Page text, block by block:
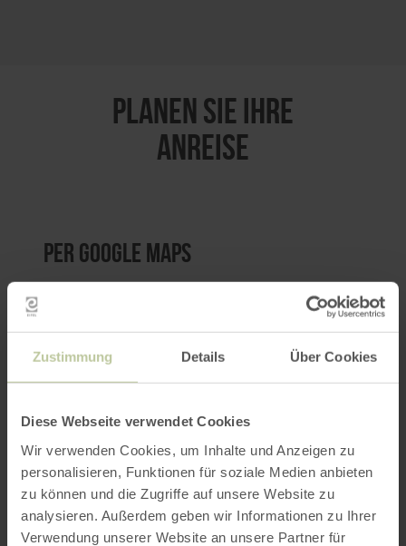
Zustimmung Details Über Cookies
Diese Webseite verwendet Cookies
Wir verwenden Cookies, um Inhalte und Anzeigen zu
personalisieren, Funktionen für soziale Medien anbieten
zu können und die Zugriffe auf unsere Website zu
analysieren. Außerdem geben wir Informationen zu Ihrer
Verwendung unserer Website an unsere Partner für
PLANEN SIE IHRE
ANREISE
per Google Maps
ROUTE PLANEN